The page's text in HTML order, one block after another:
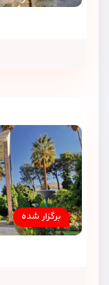
برگزار شده